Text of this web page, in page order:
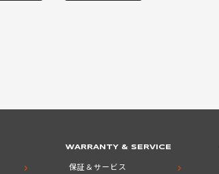
WARRANTY & SERVICE
保証＆サービス